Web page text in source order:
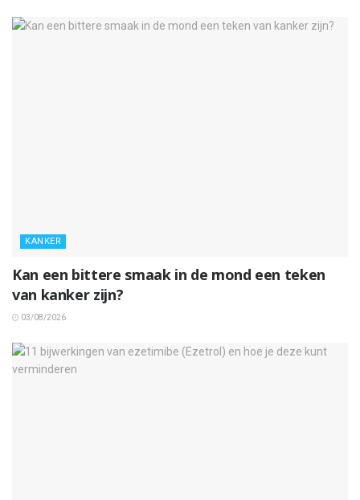
KANKER
Kan een bittere smaak in de mond een teken
van kanker zijn?
03/08/2026